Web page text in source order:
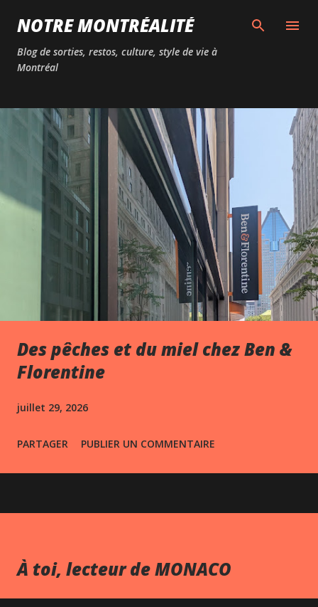
Passer au contenu principal
NOTRE MONTRÉALITÉ
Blog de sorties, restos, culture, style de vie à
Montréal
Des pêches et du miel chez Ben &
Florentine
juillet 29, 2026
PARTAGER PUBLIER UN COMMENTAIRE
À toi, lecteur de MONACO